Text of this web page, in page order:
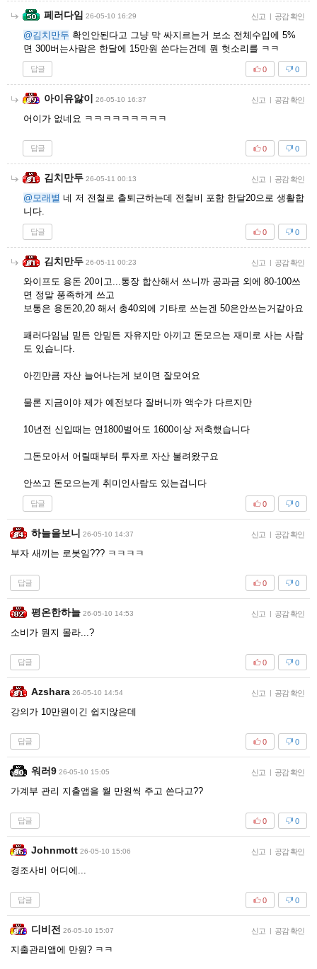
페러다임 26-05-10 16:29 신고 | 공감 확인
@김치만두 확인안된다고 그냥 막 싸지르는거 보소 전체수입에 5%
면 300버는사람은 한달에 15만원 쓴다는건데 뭔 헛소리를 ㅋㅋ
답글 0
0
아이유앓이 26-05-10 16:37 신고 | 공감 확인
어이가 없네요 ㅋㅋㅋㅋㅋㅋㅋㅋㅋ
답글 0
0
김치만두 26-05-11 00:13 신고 | 공감 확인
@모래별 네 저 전철로 출퇴근하는데 전철비 포함 한달20으로 생활합
니다.
답글 0
0
김치만두 26-05-11 00:23 신고 | 공감 확인
와이프도 용돈 20이고...통장 합산해서 쓰니까 공과금 외에 80-100쓰
면 정말 풍족하게 쓰고
보통은 용돈20,20 해서 총40외에 기타로 쓰는겐 50은안쓰는거같아요
패러다임님 믿든 안믿든 자유지만 아끼고 돈모으는 재미로 사는 사람
도 있습니다.
아낀만큼 자산 늘어나는게 보이면 잘모여요
물론 지금이야 제가 예전보다 잘버니까 액수가 다르지만
10년전 신입때는 연1800벌어도 1600이상 저축했습니다
그돈모아서 어릴때부터 투자로 자산 불려왔구요
안쓰고 돈모으는게 취미인사람도 있는겁니다
답글 0
0
하늘을보니 26-05-10 14:37 신고 | 공감 확인
부자 새끼는 로봇임??? ㅋㅋㅋㅋ
답글 0
0
평온한하늘 26-05-10 14:53 신고 | 공감 확인
소비가 뭔지 몰라...?
답글 0
0
Azshara 26-05-10 14:54 신고 | 공감 확인
강의가 10만원이긴 쉽지않은데
답글 0
0
워러9 26-05-10 15:05 신고 | 공감 확인
가계부 관리 지출앱을 월 만원씩 주고 쓴다고??
답글 0
0
Johnmott 26-05-10 15:06 신고 | 공감 확인
경조사비 어디에...
답글 0
0
디비전 26-05-10 15:07 신고 | 공감 확인
지출관리앱에 만원? ㅋㅋ